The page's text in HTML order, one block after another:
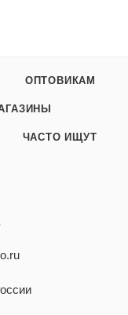
ОПТОВИКАМ
ЧАСТО ИЩУТ